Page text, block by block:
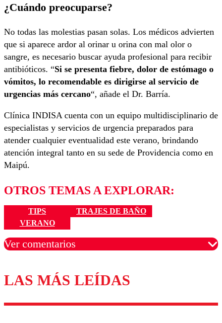
¿Cuándo preocuparse?
No todas las molestias pasan solas. Los médicos advierten
que si aparece ardor al orinar u orina con mal olor o
sangre, es necesario buscar ayuda profesional para recibir
antibióticos. “Si se presenta fiebre, dolor de estómago o
vómitos, lo recomendable es dirigirse al servicio de
urgencias más cercano“, añade el Dr. Barría.
Clínica INDISA cuenta con un equipo multidisciplinario de
especialistas y servicios de urgencia preparados para
atender cualquier eventualidad este verano, brindando
atención integral tanto en su sede de Providencia como en
Maipú.
OTROS TEMAS A EXPLORAR:
TIPS
TRAJES DE BAÑO
VERANO
Ver comentarios
Los comentarios son moderados para garantizar un
diálogo respetuoso.
Nombre
LAS MÁS LEÍDAS